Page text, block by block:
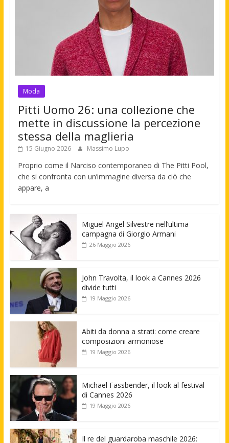
Moda
Pitti Uomo 26: una collezione che
mette in discussione la percezione
stessa della maglieria
15 Giugno 2026 Massimo Lupo
Proprio come il Narciso contemporaneo di The Pitti Pool,
che si confronta con un’immagine diversa da ciò che
appare, a
Miguel Angel Silvestre nell’ultima
campagna di Giorgio Armani
26 Maggio 2026
John Travolta, il look a Cannes 2026
divide tutti
19 Maggio 2026
Abiti da donna a strati: come creare
composizioni armoniose
19 Maggio 2026
Michael Fassbender, il look al festival
di Cannes 2026
19 Maggio 2026
Il re del guardaroba maschile 2026: